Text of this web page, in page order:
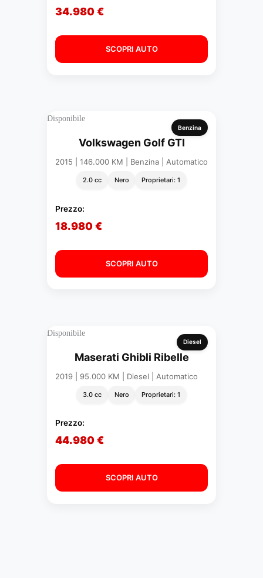
34.980 €
SCOPRI AUTO
Benzina
Disponibile
Volkswagen Golf GTI
2015 | 146.000 KM | Benzina | Automatico
2.0 cc Nero Proprietari: 1
Prezzo:
18.980 €
SCOPRI AUTO
Diesel
Disponibile
Maserati Ghibli Ribelle
2019 | 95.000 KM | Diesel | Automatico
3.0 cc Nero Proprietari: 1
Prezzo:
44.980 €
SCOPRI AUTO